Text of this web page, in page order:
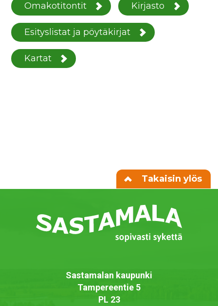
Omakotitontit Kirjasto
Esityslistat ja pöytäkirjat
Kartat
Takaisin ylös
Sastamalan kaupunki
Tampereentie 5
PL 23